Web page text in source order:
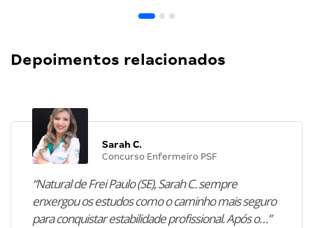
Depoimentos relacionados
Sarah C.
Concurso Enfermeiro PSF
“Natural de Frei Paulo (SE), Sarah C. sempre
enxergou os estudos como o caminho mais seguro
para conquistar estabilidade profissional. Após o…”